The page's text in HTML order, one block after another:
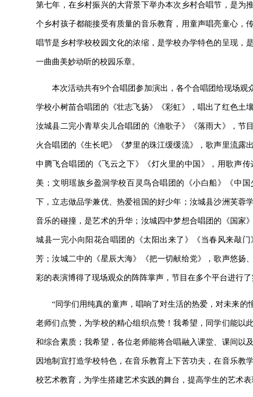
第七年，在乡村振兴的大背景下举办本次乡村合唱节，是为
个乡村孩子都能接受有质量的音乐教育，用童声唱亮童心，
唱节是乡村学校校园文化的浓缩，是学校办学特色的呈现，
一曲曲美妙动听的校园乐章。
本次活动共有9个合唱团参加演出，各个合唱团给现场
学校小树苗合唱团的《壮志飞扬》《彩虹》，唱出了红色土
汝城县二完小青草尖儿合唱团的《渔歌子》《落雨大》，节
火合唱团的《生长吧》《梦里的珠江缓缓流》，歌声里流露
中腾飞合唱团的《飞云之下》《灯火里的中国》，用歌声
美；文明瑶族乡盈洞学校百灵鸟合唱团的《小白船》《中
下，立志做品学兼优、热爱祖国的好少年；汝城县沙洲芙蓉
音乐的碰撞，是艺术的升华；汝城四中梦想合唱团的《国家
城县一完小向阳花合唱团的《太阳出来了》《当春风来敲
芳；汝城二中的《星辰大海》《把一切献给党》，歌声悠扬
彩的表演博得了现场观众的阵阵掌声，节目在多个平台进行
“同学们用纯真的童声，唱响了对生活的热爱，对未来
老师们点赞，为学校的精心组织点赞！我希望，同学们能以
和综合素质；我希望，各位老师能将合唱融入课堂、课间以
因地制宜打造学校特色，在音乐教育上下苦功夫，在音乐教
校艺术教育，为学生搭建艺术实践的舞台，提高学生的艺术